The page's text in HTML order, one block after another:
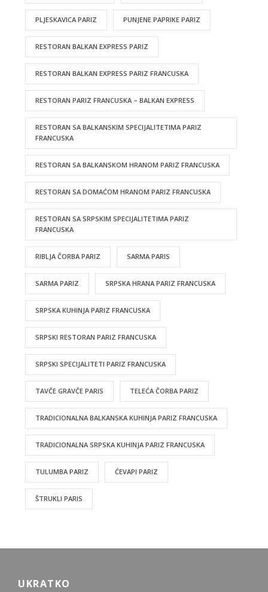
PLJESKAVICA PARIZ PUNJENE PAPRIKE PARIZ
RESTORAN BALKAN EXPRESS PARIZ
RESTORAN BALKAN EXPRESS PARIZ FRANCUSKA
RESTORAN PARIZ FRANCUSKA – BALKAN EXPRESS
RESTORAN SA BALKANSKIM SPECIJALITETIMA PARIZ
FRANCUSKA
RESTORAN SA BALKANSKOM HRANOM PARIZ FRANCUSKA
RESTORAN SA DOMAĆOM HRANOM PARIZ FRANCUSKA
RESTORAN SA SRPSKIM SPECIJALITETIMA PARIZ
FRANCUSKA
RIBLJA ČORBA PARIZ SARMA PARIS
SARMA PARIZ SRPSKA HRANA PARIZ FRANCUSKA
SRPSKA KUHINJA PARIZ FRANCUSKA
SRPSKI RESTORAN PARIZ FRANCUSKA
SRPSKI SPECIJALITETI PARIZ FRANCUSKA
TAVČE GRAVČE PARIS TELEĆA ČORBA PARIZ
TRADICIONALNA BALKANSKA KUHINJA PARIZ FRANCUSKA
TRADICIONALNA SRPSKA KUHINJA PARIZ FRANCUSKA
TULUMBA PARIZ ĆEVAPI PARIZ
ŠTRUKLI PARIS
UKRATKO